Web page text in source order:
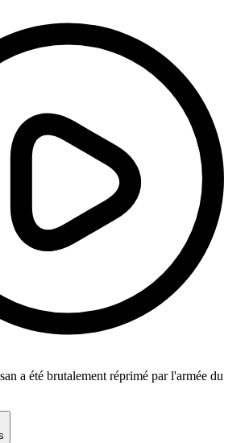
a été brutalement réprimé par l'armée du